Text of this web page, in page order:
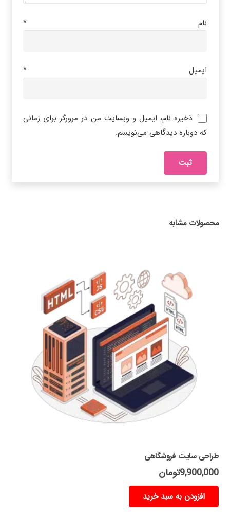
نام *
ایمیل *
ذخیره نام، ایمیل و وبسایت من در مرورگر برای زمانی
که دوباره دیدگاهی می‌نویسم.
محصولات مشابه
طراحی سایت فروشگاهی
9,900,000تومان
افزودن به سبد خرید